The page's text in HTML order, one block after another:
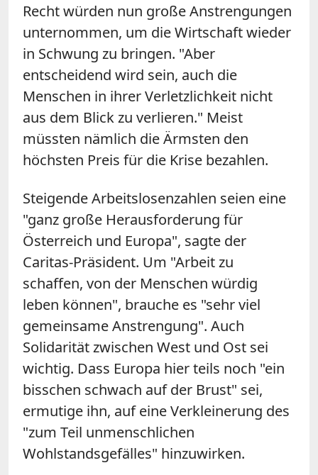
Recht würden nun große Anstrengungen
unternommen, um die Wirtschaft wieder
in Schwung zu bringen. "Aber
entscheidend wird sein, auch die
Menschen in ihrer Verletzlichkeit nicht
aus dem Blick zu verlieren." Meist
müssten nämlich die Ärmsten den
höchsten Preis für die Krise bezahlen.
Steigende Arbeitslosenzahlen seien eine
"ganz große Herausforderung für
Österreich und Europa", sagte der
Caritas-Präsident. Um "Arbeit zu
schaffen, von der Menschen würdig
leben können", brauche es "sehr viel
gemeinsame Anstrengung". Auch
Solidarität zwischen West und Ost sei
wichtig. Dass Europa hier teils noch "ein
bisschen schwach auf der Brust" sei,
ermutige ihn, auf eine Verkleinerung des
"zum Teil unmenschlichen
Wohlstandsgefälles" hinzuwirken.